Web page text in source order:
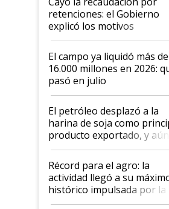
retenciones: el Gobierno
explicó los motivos
El campo ya liquidó más
16.000 millones en 2026:
pasó en julio
El petróleo desplazó a la
harina de soja como
producto exportado, y aún
el agro aportó casi seis de
diez dólares y sostuvo el
liderazgo en un semestre
récord
Récord para el agro: la
actividad llegó a su
histórico impulsada por la
cosecha y las